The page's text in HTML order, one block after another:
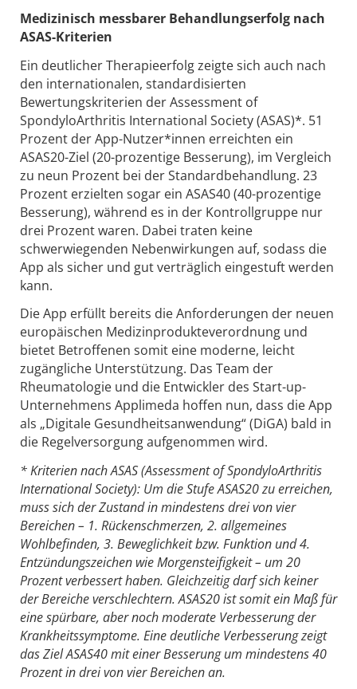
Medizinisch messbarer Behandlungserfolg nach
ASAS-Kriterien
Ein deutlicher Therapieerfolg zeigte sich auch nach
den internationalen, standardisierten
Bewertungskriterien der Assessment of
SpondyloArthritis International Society (ASAS)*. 51
Prozent der App-Nutzer*innen erreichten ein
ASAS20-Ziel (20-prozentige Besserung), im Vergleich
zu neun Prozent bei der Standardbehandlung. 23
Prozent erzielten sogar ein ASAS40 (40-prozentige
Besserung), während es in der Kontrollgruppe nur
drei Prozent waren. Dabei traten keine
schwerwiegenden Nebenwirkungen auf, sodass die
App als sicher und gut verträglich eingestuft werden
kann.
Die App erfüllt bereits die Anforderungen der neuen
europäischen Medizinprodukteverordnung und
bietet Betroffenen somit eine moderne, leicht
zugängliche Unterstützung. Das Team der
Rheumatologie und die Entwickler des Start-up-
Unternehmens Applimeda hoffen nun, dass die App
als „Digitale Gesundheitsanwendung“ (DiGA) bald in
die Regelversorgung aufgenommen wird.
* Kriterien nach ASAS (Assessment of SpondyloArthritis
International Society): Um die Stufe ASAS20 zu erreichen,
muss sich der Zustand in mindestens drei von vier
Bereichen – 1. Rückenschmerzen, 2. allgemeines
Wohlbefinden, 3. Beweglichkeit bzw. Funktion und 4.
Entzündungszeichen wie Morgensteifigkeit – um 20
Prozent verbessert haben. Gleichzeitig darf sich keiner
der Bereiche verschlechtern. ASAS20 ist somit ein Maß für
eine spürbare, aber noch moderate Verbesserung der
Krankheitssymptome. Eine deutliche Verbesserung zeigt
das Ziel ASAS40 mit einer Besserung um mindestens 40
Prozent in drei von vier Bereichen an.